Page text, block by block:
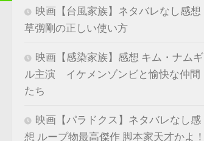
映画【台風家族】ネタバレなし感想
草彅剛の正しい使い方
映画【感染家族】感想 キム・ナムギ
ル主演 イケメンゾンビと愉快な仲間
たち
映画【パラドクス】ネタバレなし感
想 ループ物最高傑作 脚本家天才かよ！